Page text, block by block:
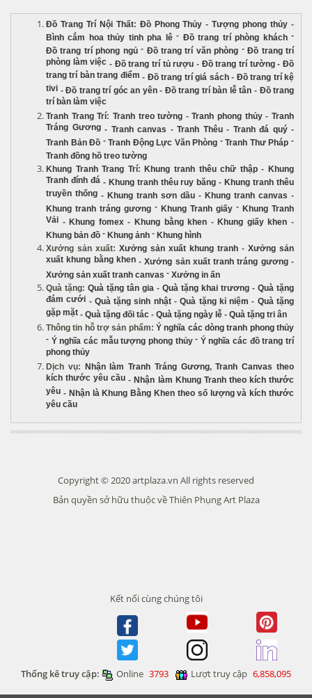
Đồ Trang Trí Nội Thất: Đồ Phong Thủy -Tượng phong thủy -
Bình cắm hoa thủy tinh pha lê- Đồ trang trí phòng khách-
Đồ trang trí phong ngủ- Đồ trang trí văn phòng -Đồ trang trí
phòng làm việc - Đồ trang trí tủ rượu - Đồ trang trí tường-Đồ
trang trí bàn trang điểm - Đồ trang trí giá sách- Đồ trang trí kệ
tivi -Đồ trang trí góc an yên- Đồ trang trí bàn lễ tân - Đồ trang
trí bàn làm việc
Tranh Trang Trí: Tranh treo tường -Tranh phong thủy-Tranh
Tráng Gương- Tranh canvas - Tranh Thêu- Tranh đá quý-
Tranh Bản Đồ -Tranh Động Lực Văn Phòng -Tranh Thư Pháp -
Tranh đồng hồ treo tường
Khung Tranh Trang Trí: Khung tranh thêu chữ thập- Khung
Tranh đính đá- Khung tranh thêu ruy băng - Khung tranh thêu
truyền thống - Khung tranh sơn dầu - Khung tranh canvas -
Khung tranh tráng gương - Khung Tranh giấy - Khung Tranh
Vải - Khung fomex- Khung bằng khen - Khung giấy khen -
Khung bản đồ - Khung ảnh - Khung hình
Xưởng sản xuất: Xưởng sản xuất khung tranh - Xưởng sản
xuất khung bằng khen-Xưởng sản xuất tranh tráng gương-
Xưởng sản xuất tranh canvas - Xưởng in ấn
Quà tặng: Quà tặng tân gia - Quà tặng khai trương - Quà tặng
đám cưới - Quà tặng sinh nhật-Quà tặng kỉ niệm - Quà tặng
gặp mặt - Quà tặng đối tác - Quà tặng ngày lễ - Quà tặng tri ân
Thông tin hỗ trợ sản phẩm:Ý nghĩa các dòng tranh phong thủy
- Ý nghĩa các mẫu tượng phong thủy- Ý nghĩa các đồ trang trí
phong thủy
Dịch vụ: Nhận làm Tranh Tráng Gương,Tranh Canvas theo
kích thước yêu cầu - Nhận làm Khung Tranh theo kích thước
yêu - Nhận là Khung Bằng Khen theo số lượng và kích thước
yêu cầu
Copyright © 2020 artplaza.vn All rights reserved
Bản quyền sở hữu thuộc về Thiên Phụng Art Plaza
Kết nối cùng chúng tôi
Thống kê truy cập: Online 3793 Lượt truy cập 6,858,095